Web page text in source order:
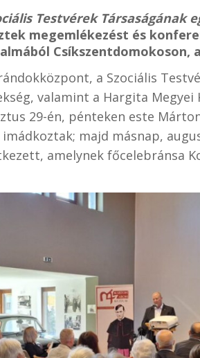
Testvérek Társaságának
megemlékezést és
Csíkszentdomokoson,
a Szociális
valamint a Hargita
29-én, pénteken este
majd másnap,
amelynek főcelebránsa